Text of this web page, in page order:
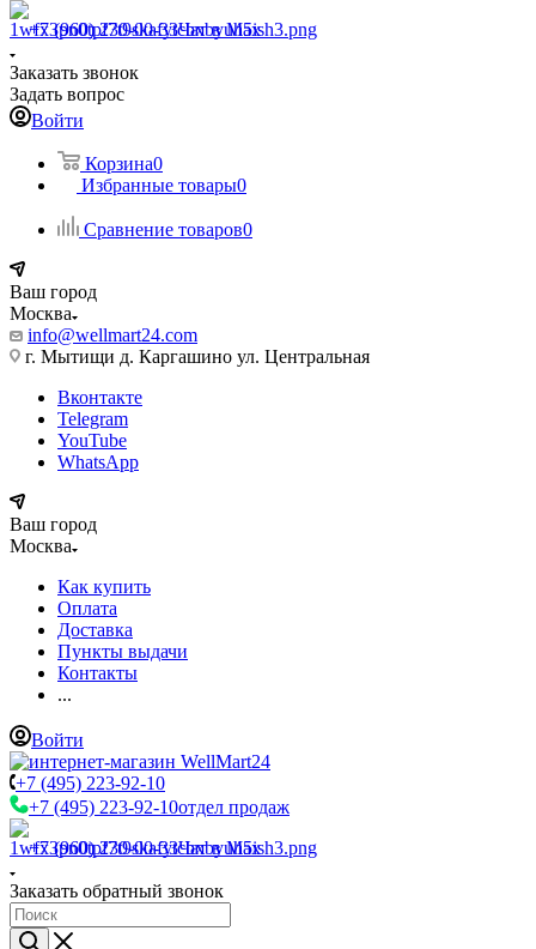
+7 (960) 230-00-33Чат в Max
Заказать звонок
Задать вопрос
Войти
Корзина0
Избранные товары0
Сравнение товаров0
Ваш город
Москва
info@wellmart24.com
г. Мытищи д. Каргашино ул. Центральная
Вконтакте
Telegram
YouTube
WhatsApp
Ваш город
Москва
Как купить
Оплата
Доставка
Пункты выдачи
Контакты
...
Войти
+7 (495) 223-92-10
+7 (495) 223-92-10отдел продаж
+7 (960) 230-00-33Чат в Max
Заказать обратный звонок